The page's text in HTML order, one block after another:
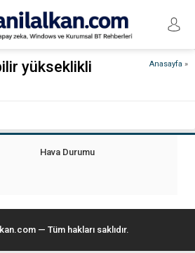
Anasayfa »
yükseklikli
Hava Durumu
— Tüm hakları saklıdır.